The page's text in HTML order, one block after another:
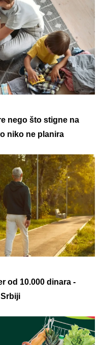
nego što stigne na
niko ne planira
od 10.000 dinara -